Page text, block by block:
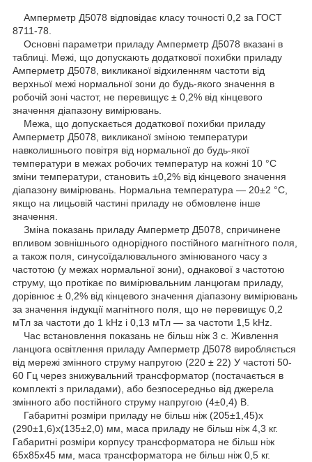
Амперметр Д5078 відповідає класу точності 0,2 за ГОСТ
8711-78.
Основні параметри приладу Амперметр Д5078 вказані в
таблиці. Межі, що допускають додаткової похибки приладу
Амперметр Д5078, викликаної відхиленням частоти від
верхньої межі нормальної зони до будь-якого значення в
робочій зоні частот, не перевищує ± 0,2% від кінцевого
значення діапазону вимірювань.
Межа, що допускається додаткової похибки приладу
Амперметр Д5078, викликаної зміною температури
навколишнього повітря від нормальної до будь-якої
температури в межах робочих температур на кожні 10 °C
зміни температури, становить ±0,2% від кінцевого значення
діапазону вимірювань. Нормальна температура — 20±2 °C,
якщо на лицьовій частині приладу не обмовлене інше
значення.
Зміна показань приладу Амперметр Д5078, спричинене
впливом зовнішнього однорідного постійного магнітного поля,
а також поля, синусоїдалювального змінюваного часу з
частотою (у межах нормальної зони), однакової з частотою
струму, що протікає по вимірювальним ланцюгам приладу,
дорівнює ± 0,2% від кінцевого значення діапазону вимірювань
за значення індукції магнітного поля, що не перевищує 0,2
мТл за частоти до 1 kHz і 0,13 мТл — за частоти 1,5 kHz.
Час встановлення показань не більш ніж 3 с. Живлення
ланцюга освітлення приладу Амперметр Д5078 виробляється
від мережі змінного струму напругою (220 ± 22) У частоті 50-
60 Гц через знижувальний трансформатор (постачається в
комплекті з приладами), або безпосередньо від джерела
змінного або постійного струму напругою (4±0,4) В.
Габаритні розміри приладу не більш ніж (205±1,45)х
(290±1,6)х(135±2,0) мм, маса приладу не більш ніж 4,3 кг.
Габаритні розміри корпусу трансформатора не більш ніж
65х85х45 мм, маса трансформатора не більш ніж 0,5 кг.